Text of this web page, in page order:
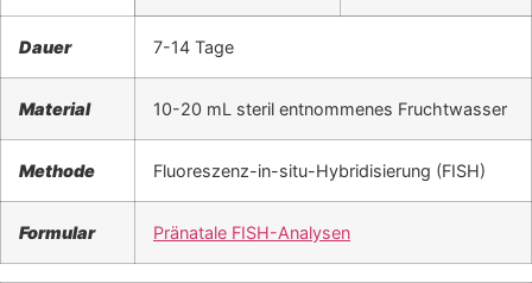
Dauer 7-14 Tage
Material 10-20 mL steril entnommenes Fruchtwasser
Methode Fluoreszenz-in-situ-Hybridisierung (FISH)
Formular Pränatale FISH-Analysen